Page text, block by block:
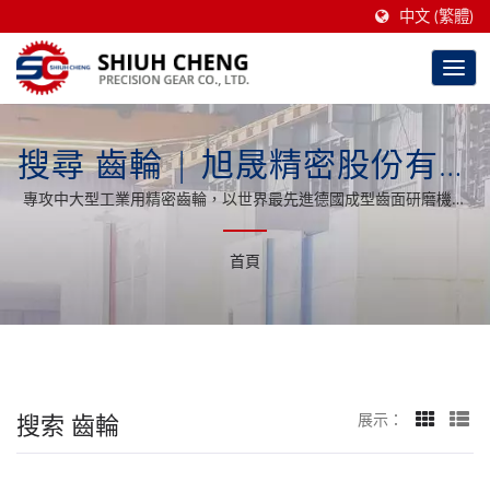
中文 (繁體)
搜尋 齒輪 | 旭晟精密股份有限
公司
專攻中大型工業用精密齒輪，以世界最先進德國成型齒面研磨機加
工。
首頁
搜索 齒輪 展示：